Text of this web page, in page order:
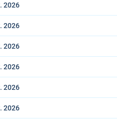
2026
2026
2026
2026
2026
2026